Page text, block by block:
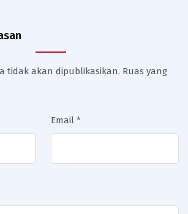
tidak akan dipublikasikan. Ruas yang
Email *